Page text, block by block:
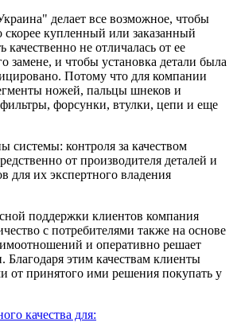
делает все возможное, чтобы
скорее купленный или заказанный
качественно не отличалась от ее
замене, и чтобы установка детали была
Потому что для компании
ножей, пальцы шнеков и
форсунки, втулки, цепи и еще
системы: контроля за качеством
от производителя деталей и
для их экспертного владения
поддержки клиентов компания
с потребителями также на основе
и оперативно решает
Благодаря этим качествам клиенты
от принятого ими решения покупать у
качества для: